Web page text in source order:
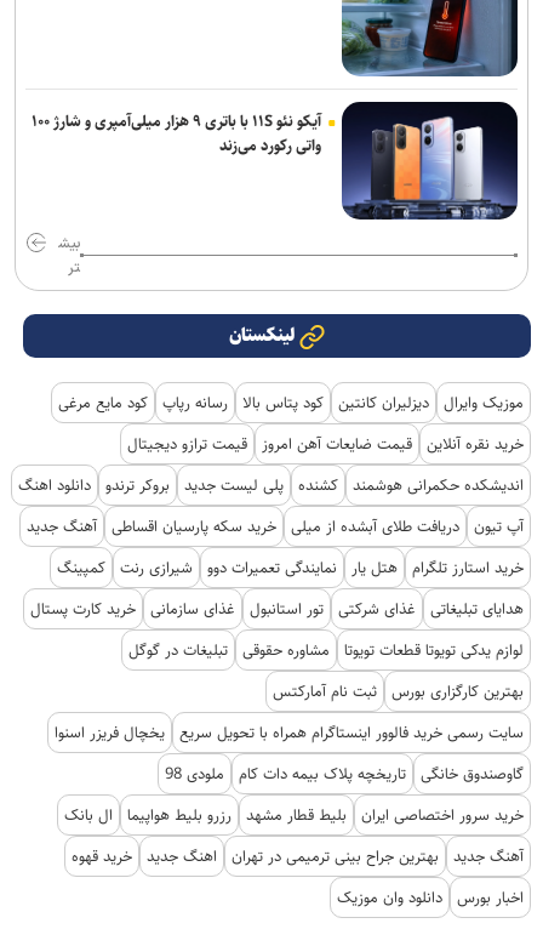
آیکو نئو ۱۱S با باتری ۹ هزار میلی‌آمپری و شارژ ۱۰۰
واتی رکورد می‌زند
بیش
تر
لینکستان
موزیک وایرال دیزلیران کانتین کود پتاس بالا رسانه رپاپ کود مایع مرغی
خرید نقره آنلاین قیمت ضایعات آهن امروز
قیمت ترازو دیجیتال
اندیشکده حکمرانی هوشمند کشنده پلی لیست جدید بروکر ترندو دانلود اهنگ
آپ تیون دریافت طلای آبشده از میلی خرید سکه پارسیان اقساطی آهنگ جدید
خرید استارز تلگرام هتل یار نمایندگی تعمیرات دوو شیرازی رنت کمپینگ
هدایای تبلیغاتی
غذای شرکتی تور استانبول غذای سازمانی خرید کارت پستال
لوازم یدکی تویوتا قطعات تویوتا
مشاوره حقوقی تبلیغات در گوگل
بهترین کارگزاری بورس ثبت نام آمارکتس
سایت رسمی خرید فالوور اینستاگرام همراه با تحویل سریع یخچال فریزر اسنوا
گاوصندوق خانگی تاریخچه پلاک بیمه دات کام
ملودی 98
خرید سرور اختصاصی ایران
بلیط قطار مشهد رزرو بلیط هواپیما
ال بانک
آهنگ جدید
بهترین جراح بینی ترمیمی در تهران اهنگ جدید خرید قهوه
اخبار بورس دانلود وان موزیک